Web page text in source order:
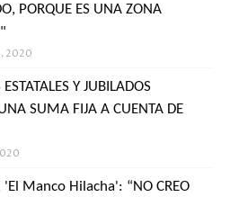
PORQUE ES UNA ZONA
2020
Y JUBILADOS
SUMA FIJA A CUENTA DE
'El Manco Hilacha': “NO CREO